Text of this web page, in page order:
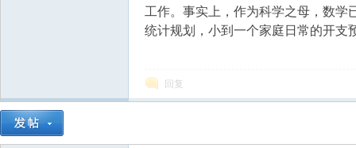
工作。事实上，作为科学之母，数学
统计规划，小到一个家庭日常的开支
回复